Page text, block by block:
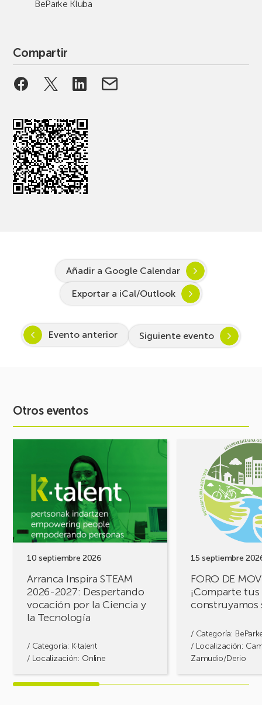
BeParke Kluba
Compartir
Añadir a Google Calendar
Exportar a iCal/Outlook
Evento anterior Siguiente evento
Otros eventos
10 septiembre 2026
Arranca Inspira STEAM
2026-2027: Despertando
vocación por la Ciencia y
la Tecnología
/ Categoría: K·talent
/ Localización: Online
STEAM
2027:
Despertando
vocación
Ciencia
Tecnología
15 septiembre
FORO DE
¡Comparte
construyamos
/ Categoría:
/ Localización:
Zamudio/Derio
MOVILIDAD
¡Comparte
soluciones!